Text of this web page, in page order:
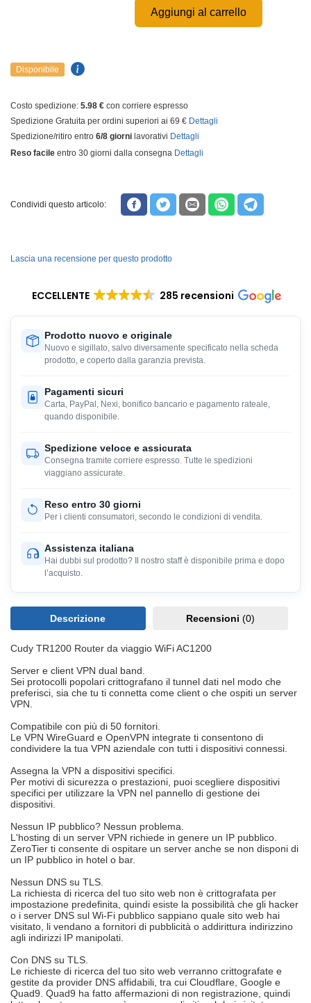
Aggiungi al carrello
Disponibile
Costo spedizione: 5.98 € con corriere espresso
Spedizione Gratuita per ordini superiori ai 69 € Dettagli
Spedizione/ritiro entro 6/8 giorni lavorativi Dettagli
Reso facile entro 30 giorni dalla consegna Dettagli
Condividi questo articolo:
Lascia una recensione per questo prodotto
ECCELLENTE 285 recensioni
Prodotto nuovo e originale
Nuovo e sigillato, salvo diversamente specificato nella scheda
prodotto, e coperto dalla garanzia prevista.
Pagamenti sicuri
Carta, PayPal, Nexi, bonifico bancario e pagamento rateale,
quando disponibile.
Spedizione veloce e assicurata
Consegna tramite corriere espresso. Tutte le spedizioni
viaggiano assicurate.
Reso entro 30 giorni
Per i clienti consumatori, secondo le condizioni di vendita.
Assistenza italiana
Hai dubbi sul prodotto? Il nostro staff è disponibile prima e dopo
l’acquisto.
Descrizione Recensioni (0)
Cudy TR1200 Router da viaggio WiFi AC1200
Server e client VPN dual band.
Sei protocolli popolari crittografano il tunnel dati nel modo che
preferisci, sia che tu ti connetta come client o che ospiti un server
VPN.
Compatibile con più di 50 fornitori.
Le VPN WireGuard e OpenVPN integrate ti consentono di
condividere la tua VPN aziendale con tutti i dispositivi connessi.
Assegna la VPN a dispositivi specifici.
Per motivi di sicurezza o prestazioni, puoi scegliere dispositivi
specifici per utilizzare la VPN nel pannello di gestione dei
dispositivi.
Nessun IP pubblico? Nessun problema.
L'hosting di un server VPN richiede in genere un IP pubblico.
ZeroTier ti consente di ospitare un server anche se non disponi di
un IP pubblico in hotel o bar.
Nessun DNS su TLS.
La richiesta di ricerca del tuo sito web non è crittografata per
impostazione predefinita, quindi esiste la possibilità che gli hacker
o i server DNS sul Wi-Fi pubblico sappiano quale sito web hai
visitato, li vendano a fornitori di pubblicità o addirittura indirizzino
agli indirizzi IP manipolati.
Con DNS su TLS.
Le richieste di ricerca del tuo sito web verranno crittografate e
gestite da provider DNS affidabili, tra cui Cloudflare, Google e
Quad9. Quad9 ha fatto affermazioni di non registrazione, quindi